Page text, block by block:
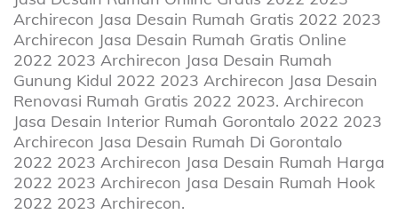
Archirecon Jasa Desain Rumah Gratis 2022 2023
Archirecon Jasa Desain Rumah Gratis Online
2022 2023 Archirecon Jasa Desain Rumah
Gunung Kidul 2022 2023 Archirecon Jasa Desain
Renovasi Rumah Gratis 2022 2023. Archirecon
Jasa Desain Interior Rumah Gorontalo 2022 2023
Archirecon Jasa Desain Rumah Di Gorontalo
2022 2023 Archirecon Jasa Desain Rumah Harga
2022 2023 Archirecon Jasa Desain Rumah Hook
2022 2023 Archirecon.